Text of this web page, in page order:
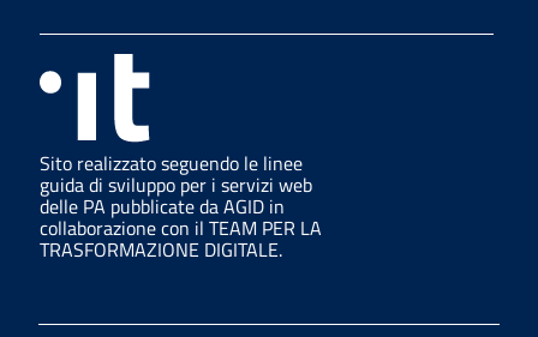
Sito realizzato seguendo le linee
guida di sviluppo per i servizi web
delle PA pubblicate da AGID in
collaborazione con il TEAM PER LA
TRASFORMAZIONE DIGITALE.